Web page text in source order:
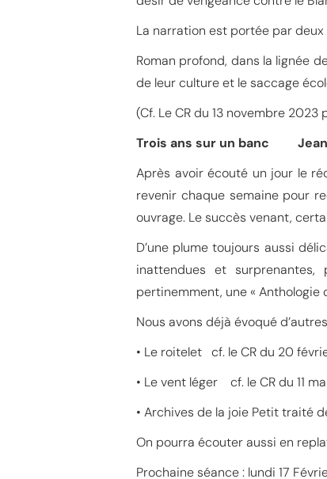
La narration est portée par deux
Roman profond, dans la lignée
de leur culture et le saccage
(Cf. Le CR du 13 novembre
Trois ans sur un banc
Après avoir écouté un jour le
revenir chaque semaine pour
ouvrage. Le succès venant,
D’une plume toujours aussi
inattendues et surprenantes,
pertinemment, une « Anthologie
Nous avons déjà évoqué
• Le roitelet cf. le CR du 20
• Le vent léger cf. le CR du 11
• Archives de la joie Petit traité
On pourra écouter aussi en
Prochaine séance : lundi 17